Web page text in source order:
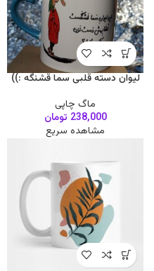
لیوان دسته قلبی سما قشنگه :))
ماگ چاپی
238,000 تومان
مشاهده سریع